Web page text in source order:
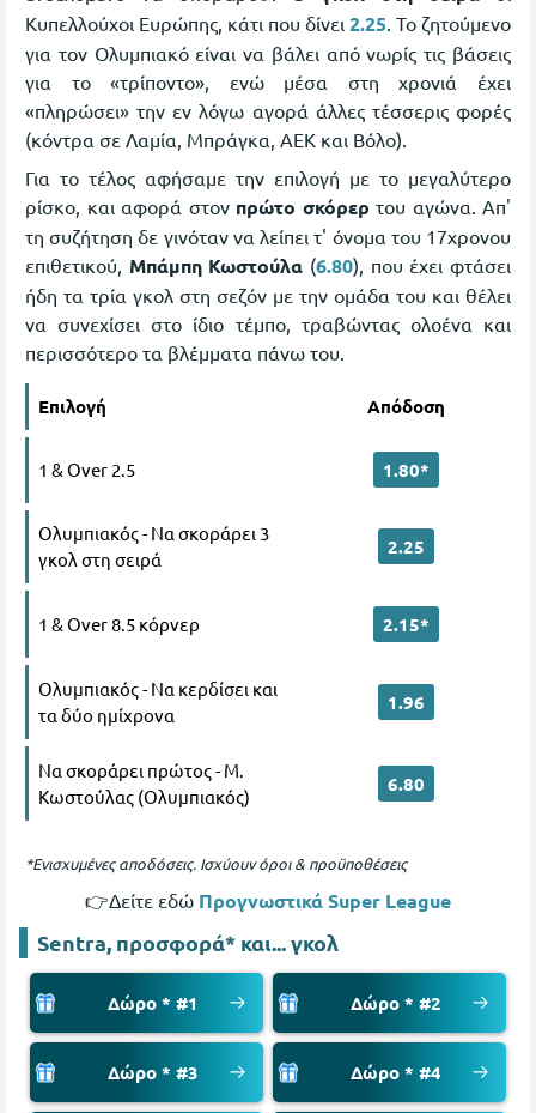
Κυπελλούχοι Ευρώπης, κάτι που δίνει 2.25. Το ζητούμενο
για τον Ολυμπιακό είναι να βάλει από νωρίς τις βάσεις
για το «τρίποντο», ενώ μέσα στη χρονιά έχει
«πληρώσει» την εν λόγω αγορά άλλες τέσσερις φορές
(κόντρα σε Λαμία, Μπράγκα, ΑΕΚ και Βόλο).
Για το τέλος αφήσαμε την επιλογή με το μεγαλύτερο
ρίσκο, και αφορά στον πρώτο σκόρερ του αγώνα. Απ'
τη συζήτηση δε γινόταν να λείπει τ' όνομα του 17χρονου
επιθετικού, Μπάμπη Κωστούλα (6.80), που έχει φτάσει
ήδη τα τρία γκολ στη σεζόν με την ομάδα του και θέλει
να συνεχίσει στο ίδιο τέμπο, τραβώντας ολοένα και
περισσότερο τα βλέμματα πάνω του.
Επιλογή Απόδοση
1 & Over 2.5 1.80*
Ολυμπιακός - Να σκοράρει 3
γκολ στη σειρά
2.25
1 & Over 8.5 κόρνερ 2.15*
Ολυμπιακός - Να κερδίσει και
τα δύο ημίχρονα
1.96
Να σκοράρει πρώτος - Μ.
Κωστούλας (Ολυμπιακός)
6.80
*Ενισχυμένες αποδόσεις. Ισχύουν όροι & προϋποθέσεις
👉Δείτε εδώ Προγνωστικά Super League
Sentra, προσφορά* και... γκολ
Δώρο * #1 Δώρο * #2
Δώρο * #3 Δώρο * #4